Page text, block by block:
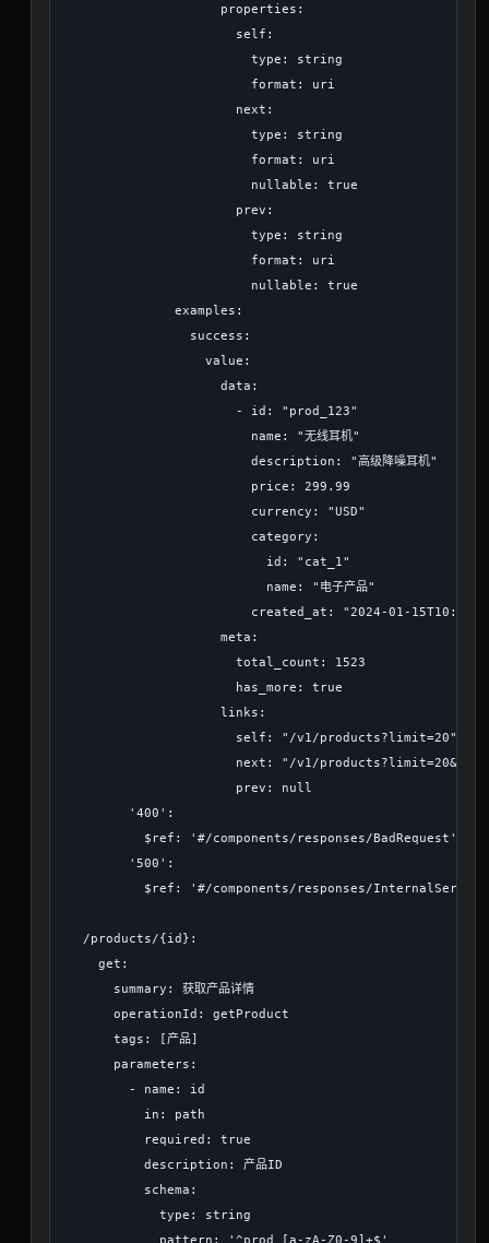
                    properties:
                      self:
                        type: string
                        format: uri
                      next:
                        type: string
                        format: uri
                        nullable: true
                      prev:
                        type: string
                        format: uri
                        nullable: true
              examples:
                success:
                  value:
                    data:
                      - id: "prod_123"
                        name: "无线耳机"
                        description: "高级降噪耳机"
                        price: 299.99
                        currency: "USD"
                        category:
                          id: "cat_1"
                          name: "电子产品"
created_at: "2024-01-
                    meta:
                      total_count: 1523
                      has_more: true
                    links:
                      self: "/v1/products?limit=20"
next: "/v1/
                      prev: null
        '400':
          $ref: '#/components/responses/BadRequest'
        '500':
$ref: '#/components/responses/
  /products/{id}:
    get:
      summary: 获取产品详情
      operationId: getProduct
      tags: [产品]
      parameters:
        - name: id
          in: path
          required: true
          description: 产品ID
          schema:
            type: string